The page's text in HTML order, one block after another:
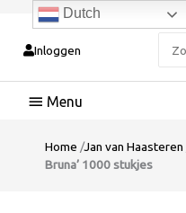
Inloggen
naar:
Hoofdmenu
Home /Jan van Haasteren
Bruna’ 1000 stukjes
Dutch